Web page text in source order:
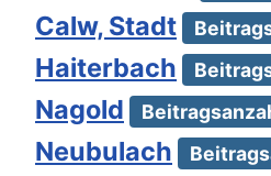
Calw, Stadt
Haiterbach
Nagold
Neubulach